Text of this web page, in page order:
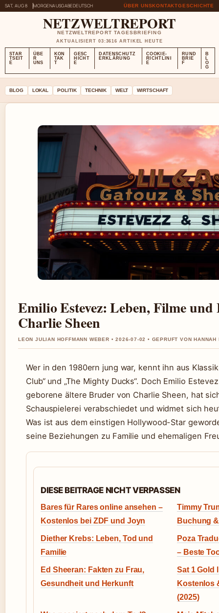
SAT, AUG 8 MORGENAUSGABEDEUTSCH ÜBER UNSKONTAKTGESCHICHTE
NETZWELTREPORT
NETZWELTREPORT TAGESBRIEFING
AKTUALISIERT 03:3616 ARTIKEL HEUTE
STAR
TSEIT
E
ÜBE
R
UNS
KON
TAK
T
GESC
HICHT
E
DATENSCHUTZ
ERKLÄRUNG
COOKIE-
RICHTLINI
E
RUND
BRIE
F
B
L
O
G
BLOG LOKAL POLITIK TECHNIK WELT WIRTSCHAFT
Emilio Estevez: Leben, Filme und
Charlie Sheen
LEON JULIAN HOFFMANN WEBER • 2026-07-02 • GEPRUFT VON HANNAH
Wer in den 1980ern jung war, kennt ihn aus
Club“ und „The Mighty Ducks“. Doch Emilio
geborene ältere Bruder von Charlie Sheen, hat
Schauspielerei verabschiedet und widmet sich
Was ist aus dem einstigen Hollywood-Star
seine Beziehungen zu Familie und ehemaligen
DIESE BEITRAGE NICHT VERPASSEN
Bares für Rares online ansehen –
Kostenlos bei ZDF und Joyn
Timmy
Buchung
Diether Krebs: Leben, Tod und
Familie
Poza
– Beste
Ed Sheeran: Fakten zu Frau,
Gesundheit und Herkunft
Sat 1 Gold
Kostenlos
(2025)